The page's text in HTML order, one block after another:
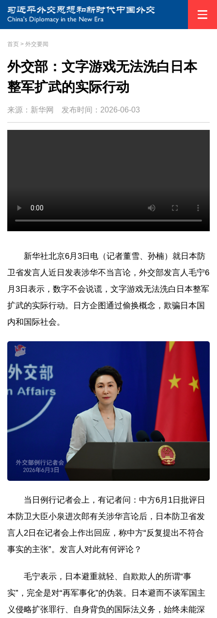
首页 > 外交要闻
外交部：文字游戏无法洗白日本
整军扩武的实际行动
来源：新华网 发布时间： 2026-06-03
新华社北京6月3日电（记者董雪、孙楠）就日本防
卫省发言人近日发表涉华不当言论，外交部发言人毛宁6
月3日表示，数字不会说谎，文字游戏无法洗白日本整军
扩武的实际行动。日方企图通过偷换概念，欺骗日本国
内和国际社会。
当日例行记者会上，有记者问：中方6月1日批评日
本防卫大臣小泉进次郎有关涉华言论后，日本防卫省发
言人2日在记者会上作出回应，称中方“反复提出不符合
事实的主张”。发言人对此有何评论？
毛宁表示，日本避重就轻、自欺欺人的所谓“事
实”，完全是对“再军事化”的伪装。日本避而不谈军国主
义侵略扩张罪行、自身背负的国际法义务，始终未能深